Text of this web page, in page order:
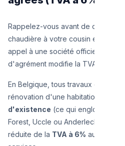
Rappelez-vous avant de confier
chaudière à votre cousin
appel à une société officielle
d'agrément modifie la TVA.
En Belgique, tous travaux
rénovation d'une habitation
d'existence (ce qui englobe
Forest, Uccle ou Anderlecht)
réduite de la TVA à 6% au lieu